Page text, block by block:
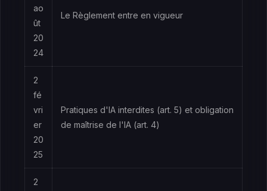
ao
ût
20
24
Le Règlement entre en vigueur
2
fé
vri
er
20
25
Pratiques d'IA interdites (art. 5) et obligation
de maîtrise de l'IA (art. 4)
2